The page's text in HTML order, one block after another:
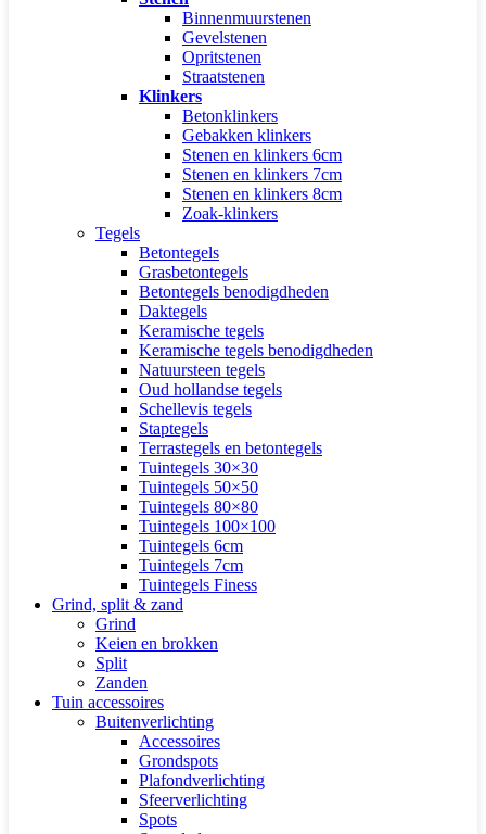
Binnenmuurstenen
Gevelstenen
Opritstenen
Straatstenen
Klinkers
Betonklinkers
Gebakken klinkers
Stenen en klinkers 6cm
Stenen en klinkers 7cm
Stenen en klinkers 8cm
Zoak-klinkers
Tegels
Betontegels
Grasbetontegels
Betontegels benodigdheden
Daktegels
Keramische tegels
Keramische tegels benodigdheden
Natuursteen tegels
Oud hollandse tegels
Schellevis tegels
Staptegels
Terrastegels en betontegels
Tuintegels 30×30
Tuintegels 50×50
Tuintegels 80×80
Tuintegels 100×100
Tuintegels 6cm
Tuintegels 7cm
Tuintegels Finess
Grind, split & zand
Grind
Keien en brokken
Split
Zanden
Tuin accessoires
Buitenverlichting
Accessoires
Grondspots
Plafondverlichting
Sfeerverlichting
Spots